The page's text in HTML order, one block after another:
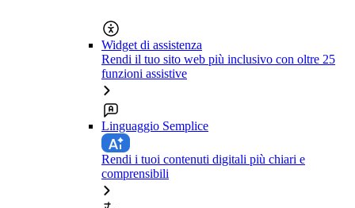
Widget di assistenza
Rendi il tuo sito web più inclusivo con oltre 25
funzioni assistive
Linguaggio Semplice
Rendi i tuoi contenuti digitali più chiari e
comprensibili